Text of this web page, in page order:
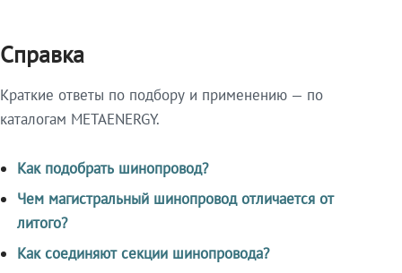
Справка
Краткие ответы по подбору и применению — по
каталогам METAENERGY.
Как подобрать шинопровод?
Чем магистральный шинопровод отличается от
литого?
Как соединяют секции шинопровода?